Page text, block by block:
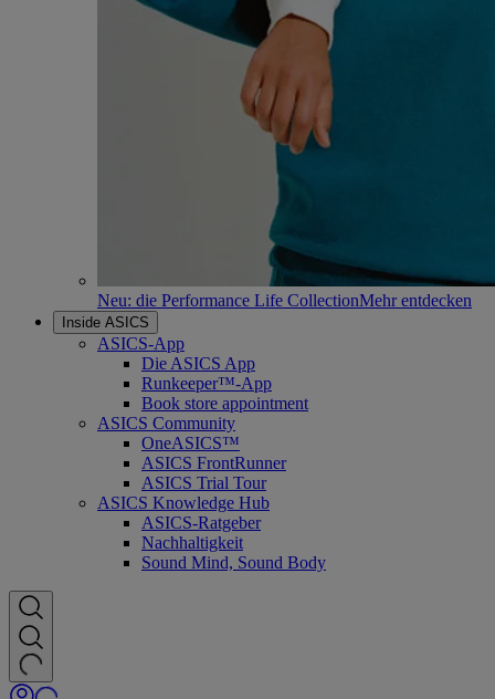
Neu: die Performance Life CollectionMehr entdecken
Inside ASICS
ASICS-App
Die ASICS App
Runkeeper™-App
Book store appointment
ASICS Community
OneASICS™
ASICS FrontRunner
ASICS Trial Tour
ASICS Knowledge Hub
ASICS-Ratgeber
Nachhaltigkeit
Sound Mind, Sound Body